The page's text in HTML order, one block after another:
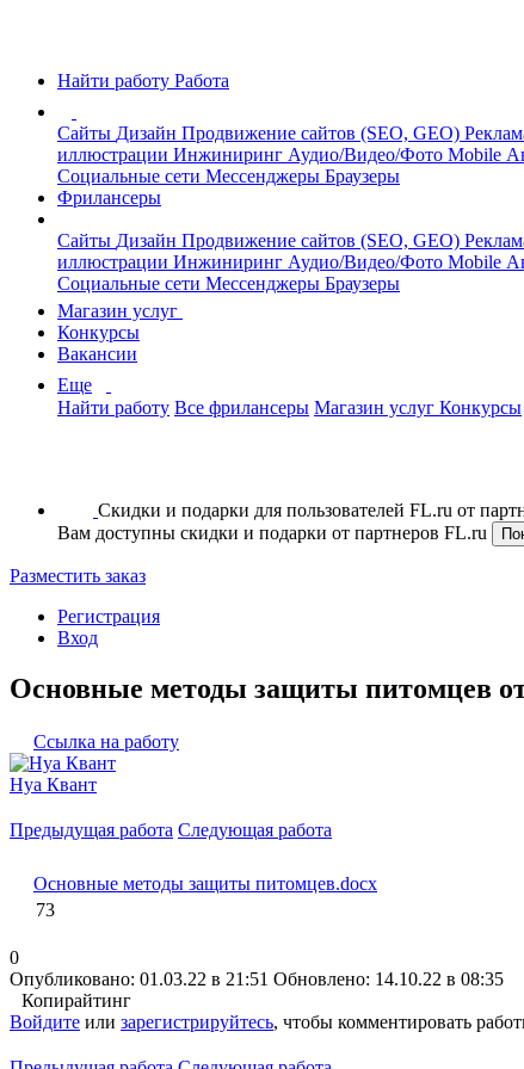
Найти работу Работа
Сайты Дизайн Продвижение сайтов (SEO, GEO)
иллюстрации Инжиниринг Аудио/Видео/Фото Mobile
Социальные сети Мессенджеры Браузеры
Фрилансеры
Сайты Дизайн Продвижение сайтов (SEO, GEO)
иллюстрации Инжиниринг Аудио/Видео/Фото Mobile
Социальные сети Мессенджеры Браузеры
Магазин услуг
Конкурсы
Вакансии
Еще
Найти работу Все фрилансеры Магазин услуг Конкурсы
Скидки и подарки для пользователей FL.ru от
Вам доступны скидки и подарки от партнеров FL.ru
Разместить заказ
Регистрация
Вход
Основные методы защиты питомцев
Ссылка на работу
Нуа Квант
Предыдущая работа Следующая работа
Основные методы защиты питомцев.docx
73
0
Опубликовано: 01.03.22 в 21:51 Обновлено: 14.10.22 в 08:35
Копирайтинг
Войдите или зарегистрируйтесь, чтобы комментировать